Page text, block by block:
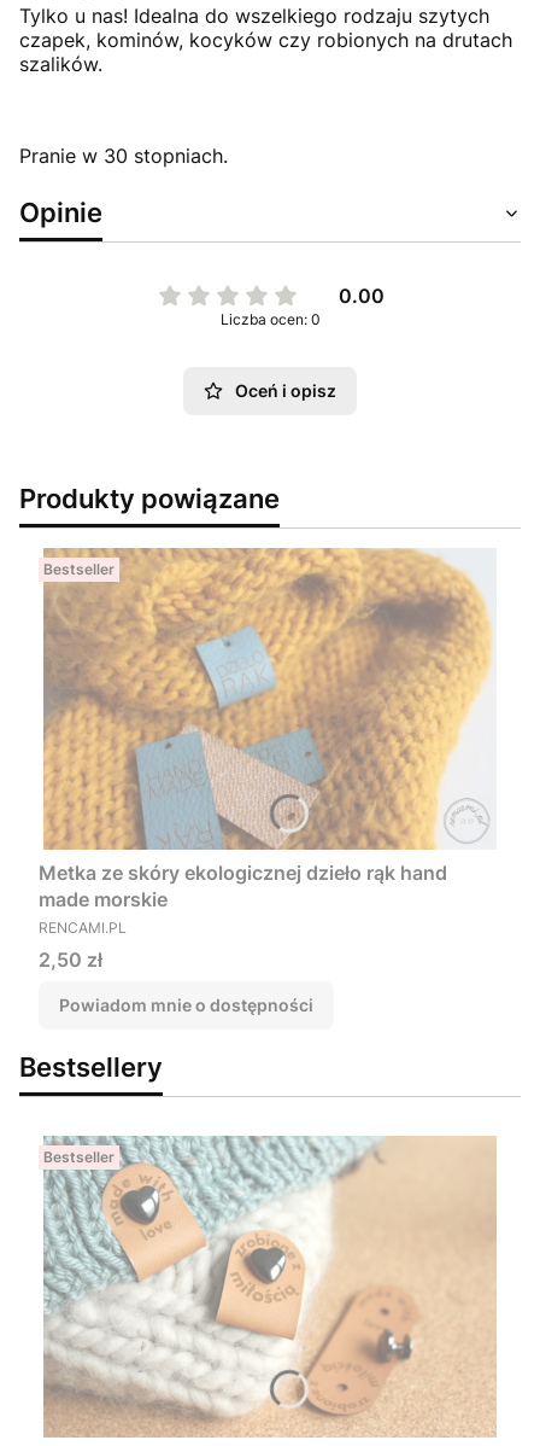
Tylko u nas! Idealna do wszelkiego rodzaju szytych
czapek, kominów, kocyków czy robionych na drutach
szalików.
Pranie w 30 stopniach.
Opinie
0.00
Liczba ocen: 0
Oceń i opisz
Produkty powiązane
Bestseller
Metka ze skóry ekologicznej dzieło rąk hand
made morskie
PRODUCENT
RENCAMI.PL
Cena
2,50 zł
Powiadom mnie o dostępności
Bestsellery
Bestseller